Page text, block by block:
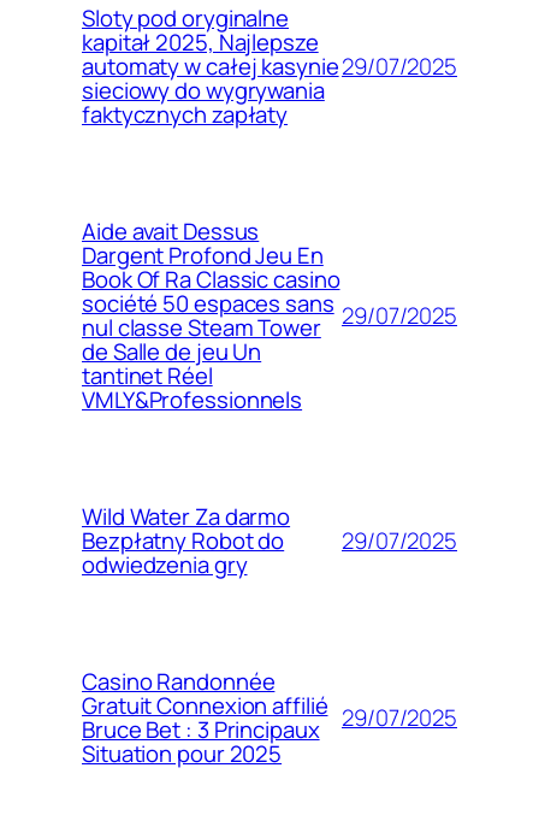
Sloty pod oryginalne
kapitał 2025, Najlepsze
automaty w całej kasynie
sieciowy do wygrywania
faktycznych zapłaty
29/07/2025
Aide avait Dessus
Dargent Profond Jeu En
Book Of Ra Classic casino
société 50 espaces sans
nul classe Steam Tower
de Salle de jeu Un
tantinet Réel
VMLY&Professionnels
29/07/2025
Wild Water Za darmo
Bezpłatny Robot do
odwiedzenia gry
29/07/2025
Casino Randonnée
Gratuit Connexion affilié
Bruce Bet : 3 Principaux
Situation pour 2025
29/07/2025